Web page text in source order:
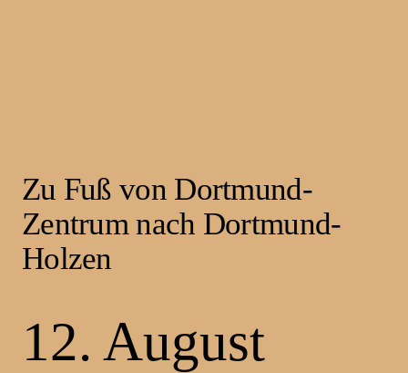
Zu Fuß von Dortmund-
Zentrum nach Dortmund-
Holzen
12. August